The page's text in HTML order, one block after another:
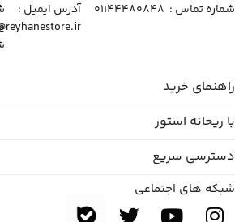
شماره تماس :‌ ۰۱۱۴۴۴۸۰۸۴۸
آدرس ایمیل :‌
راهنمای خرید
با ریحانه استور
دسترسی سریع
شبکه های اجتماعی